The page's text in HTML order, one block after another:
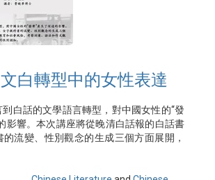
白轉型中的女性表達
白話的文學語言轉型，對中國女性的“發
影響。本次講座將從晚清白話報的白話書
流變、性別觀念的生成三個方面展開，
段的女子教育和社會風俗，考察詞彙、語